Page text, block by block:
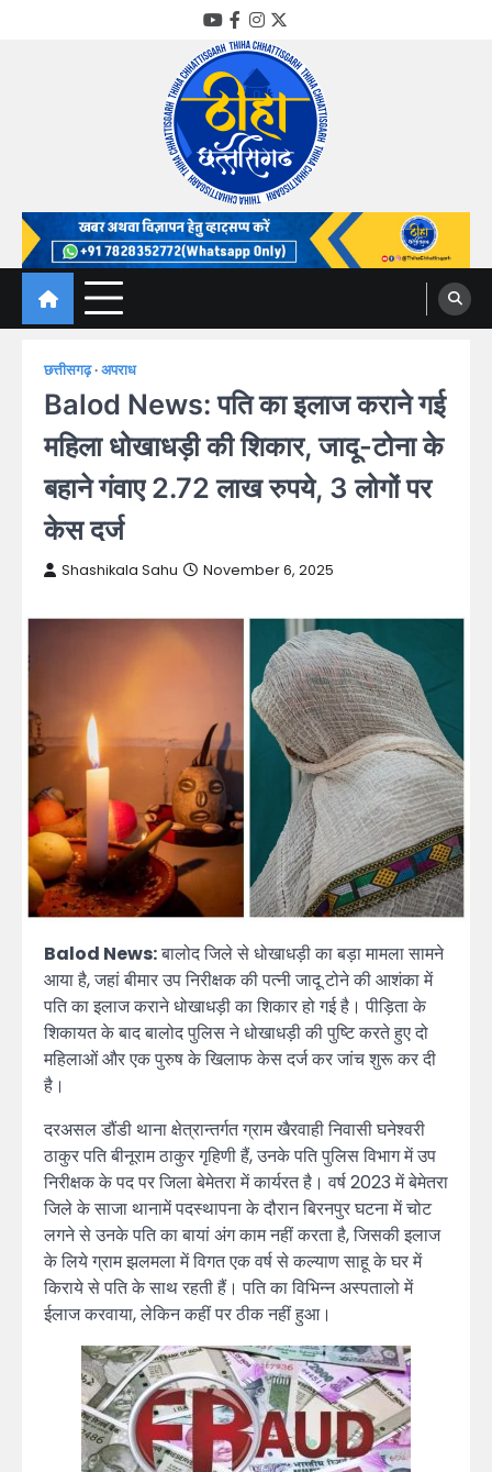
YouTube
Facebook
Instagram
Twitter
Thiha Chhattisgarh
गोठ जन-जन के
छत्तीसगढ़ अपराध
Balod News: पति का इलाज कराने गई
महिला धोखाधड़ी की शिकार, जादू-टोना के
बहाने गंवाए 2.72 लाख रुपये, 3 लोगों पर
केस दर्ज
Shashikala Sahu November 6, 2025
Balod News:बालोद जिले से धोखाधड़ी का बड़ा मामला सामने
आया है, जहां बीमार उप निरीक्षक की पत्नी जादू टोने की आशंका में
पति का इलाज कराने धोखाधड़ी का शिकार हो गई है। पीड़िता के
शिकायत के बाद बालोद पुलिस ने धोखाधड़ी की पुष्टि करते हुए दो
महिलाओं और एक पुरुष के खिलाफ केस दर्ज कर जांच शुरू कर दी
है।
दरअसल डौंडी थाना क्षेत्रान्तर्गत ग्राम खैरवाही निवासी घनेश्वरी
ठाकुर पति बीनूराम ठाकुर गृहिणी हैं, उनके पति पुलिस विभाग में उप
निरीक्षक के पद पर जिला बेमेतरा में कार्यरत है। वर्ष 2023 में बेमेतरा
जिले के साजा थानामें पदस्थापना के दौरान बिरनपुर घटना में चोट
लगने से उनके पति का बायां अंग काम नहीं करता है, जिसकी इलाज
के लिये ग्राम झलमला में विगत एक वर्ष से कल्याण साहू के घर में
किराये से पति के साथ रहती हैं। पति का विभिन्न अस्पतालो में
ईलाज करवाया, लेकिन कहीं पर ठीक नहीं हुआ।